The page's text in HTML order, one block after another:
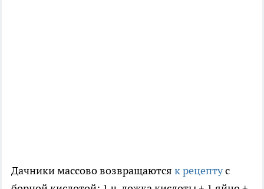
Дачники массово возвращаются к рецептус